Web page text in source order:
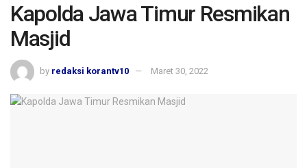
Kapolda Jawa Timur Resmikan
Masjid
by redaksi korantv10 Maret 30, 2022